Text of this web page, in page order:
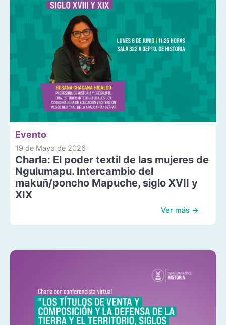
Evento
19 de Mayo de 2026
Charla: El poder textil de las mujeres de
Ngulumapu. Intercambio del
makuñ/poncho Mapuche, siglo XVII y
XIX
Ver más →